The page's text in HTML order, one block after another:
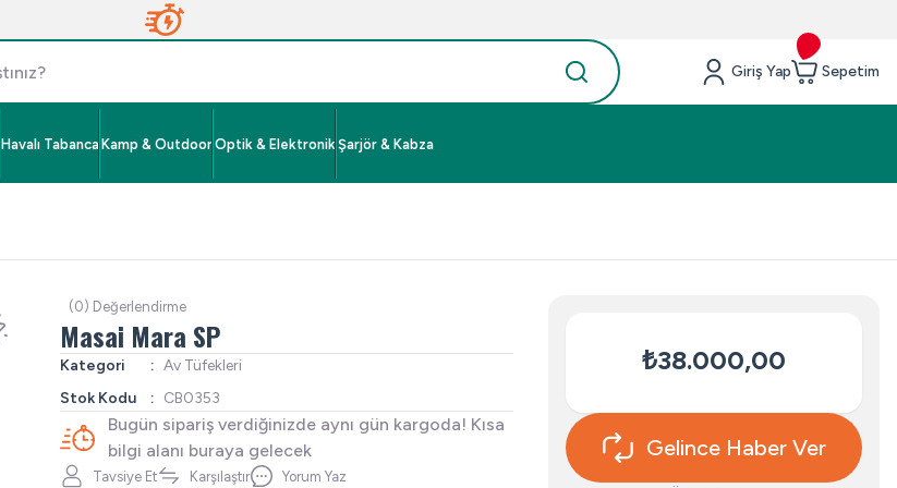
Giriş Yap Sepetim
Havalı Tabanca Kamp & Outdoor Optik & Elektronik Şarjör & Kabza
(0) Değerlendirme
Masai Mara SP
Kategori
Av Tüfekleri
Stok Kodu
CB0353
Bugün sipariş verdiğinizde aynı gün kargoda! Kısa
bilgi alanı buraya gelecek
Tavsiye Et Karşılaştır Yorum Yaz
₺38.000,00
Gelince Haber Ver